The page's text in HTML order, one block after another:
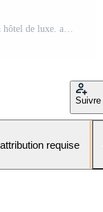
la station balnéaire populaire amara dolce vita hôtel de luxe. avec piscines et parcs aquatiques et zone de loisirs le long de la côte de la mer en turquie au coucher du soleil. tekirova-kemer Photo Pro
Suivre
requise